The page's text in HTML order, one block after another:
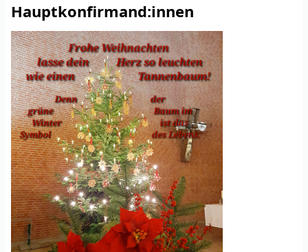
Hauptkonfirmand:innen